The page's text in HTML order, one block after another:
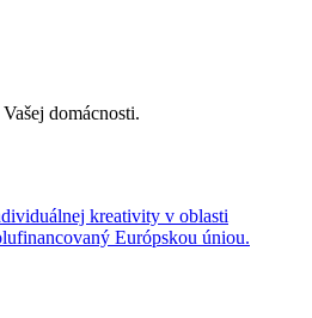
domácnosti.
kreativity v oblasti
Európskou úniou.